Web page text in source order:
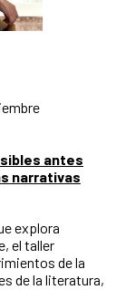
antes
narrativas
explora
el taller
de la
de la literatura,